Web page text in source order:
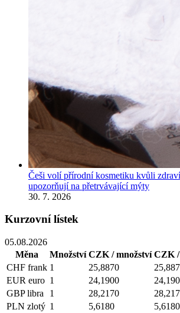
Češi volí přírodní kosmetiku kvůli
upozorňují na přetrvávající mýty
30. 7. 2026
Kurzovní lístek
05.08.2026
Měna
Množství CZK / množství CZK /
CHF frank 1 25,8870
EUR euro 1 24,1900
GBP libra 1 28,2170
PLN zlotý 1 5,6180
5,6180